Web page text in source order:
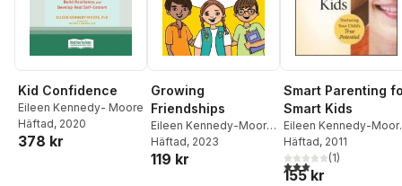
Kid Confidence
Eileen Kennedy- Moore
Häftad, 2020
378 kr
Growing
Friendships
Eileen Kennedy-Moore ,
Christine McLaughlin
Häftad, 2023
119 kr
Smart Parenting
Smart Kids
Eileen Kennedy-
Mark S. Lowenthal
Häftad, 2011
3,0utav 5 stjärnor.
(1)
155 kr